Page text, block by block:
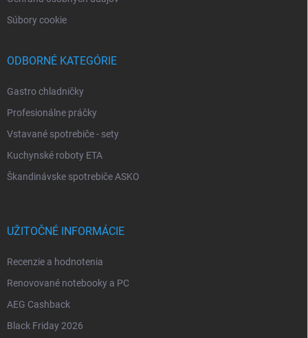
Súbory cookie
ODBORNÉ KATEGÓRIE
Gastro chladničky
Profesionálne práčky
Vstavané spotrebiče - sety
Kuchynské roboty ETA
Škandinávske spotrebiče ASKO
UŽITOČNÉ INFORMÁCIE
Recenzie a hodnotenia
Renovované notebooky a PC
AEG Cashback
Black Friday 2026